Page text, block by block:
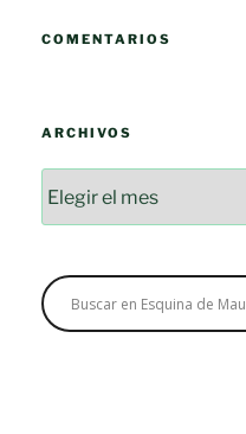
COMENTARIOS
ARCHIVOS